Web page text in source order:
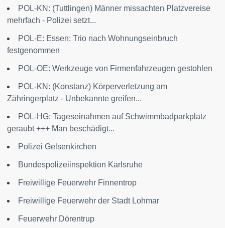
POL-KN: (Tuttlingen) Männer missachten Platzvereise
mehrfach - Polizei setzt...
POL-E: Essen: Trio nach Wohnungseinbruch
festgenommen
POL-OE: Werkzeuge von Firmenfahrzeugen gestohlen
POL-KN: (Konstanz) Körperverletzung am
Zähringerplatz - Unbekannte greifen...
POL-HG: Tageseinahmen auf Schwimmbadparkplatz
geraubt +++ Man beschädigt...
Polizei Gelsenkirchen
Bundespolizeiinspektion Karlsruhe
Freiwillige Feuerwehr Finnentrop
Freiwillige Feuerwehr der Stadt Lohmar
Feuerwehr Dörentrup